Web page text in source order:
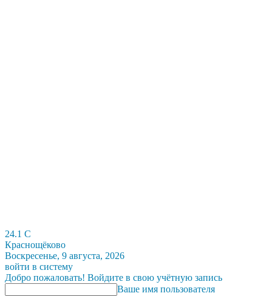
24.1 C
Краснощёково
Воскресенье, 9 августа, 2026
войти в систему
Добро пожаловать! Войдите в свою учётную запись
Ваше имя пользователя